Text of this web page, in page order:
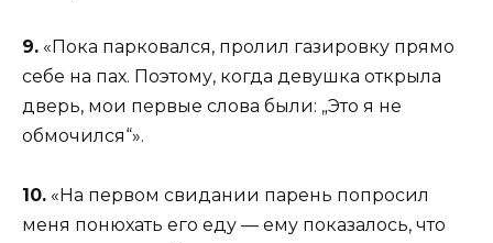
9. «Пока парковался, пролил газировку прямо
себе на пах. Поэтому, когда девушка открыла
дверь, мои первые слова были: „Это я не
обмочился“».
10. «На первом свидании парень попросил
меня понюхать его еду — ему показалось, что